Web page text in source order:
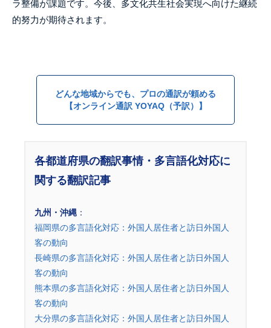
ラ整備が課題です。今後、多文化共生社会実現へ向けた継続
的努力が期待されます。
どんな地域からでも、プロの通訳が頼める
【オンライン通訳 YOYAQ（予訳）】
各都道府県の翻訳事情・多言語化対応に
関する翻訳記事
九州・沖縄 ：
福岡県の多言語化対応：外国人居住者と訪日外国人
客の動向
長崎県の多言語化対応：外国人居住者と訪日外国人
客の動向
熊本県の多言語化対応：外国人居住者と訪日外国人
客の動向
大分県の多言語化対応：外国人居住者と訪日外国人